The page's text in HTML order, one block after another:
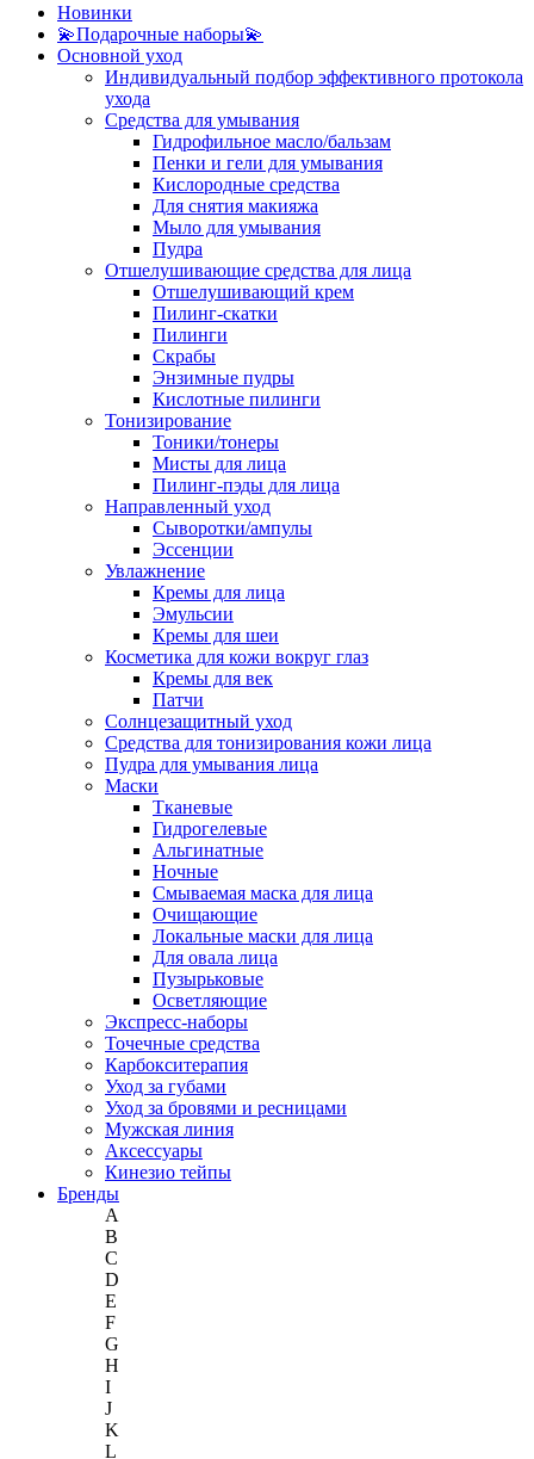
Новинки
💫Подарочные наборы💫
Основной уход
Индивидуальный подбор эффективного протокола
ухода
Средства для умывания
Гидрофильное масло/бальзам
Пенки и гели для умывания
Кислородные средства
Для снятия макияжа
Мыло для умывания
Пудра
Отшелушивающие средства для лица
Отшелушивающий крем
Пилинг-скатки
Пилинги
Скрабы
Энзимные пудры
Кислотные пилинги
Тонизирование
Тоники/тонеры
Мисты для лица
Пилинг-пэды для лица
Направленный уход
Сыворотки/ампулы
Эссенции
Увлажнение
Кремы для лица
Эмульсии
Кремы для шеи
Косметика для кожи вокруг глаз
Кремы для век
Патчи
Солнцезащитный уход
Средства для тонизирования кожи лица
Пудра для умывания лица
Маски
Тканевые
Гидрогелевые
Альгинатные
Ночные
Смываемая маска для лица
Очищающие
Локальные маски для лица
Для овала лица
Пузырьковые
Осветляющие
Экспресс-наборы
Точечные средства
Карбокситерапия
Уход за губами
Уход за бровями и ресницами
Мужская линия
Аксессуары
Кинезио тейпы
Бренды
A
B
C
D
E
F
G
H
I
J
K
L